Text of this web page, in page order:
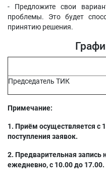
- Предложите свои
проблемы. Это будет
принятию решения.
Председатель ТИК
Примечание:
1. Приём осуществляется с
поступления заявок.
2. Предварительная запись
ежедневно, с 10.00 до 17.00.